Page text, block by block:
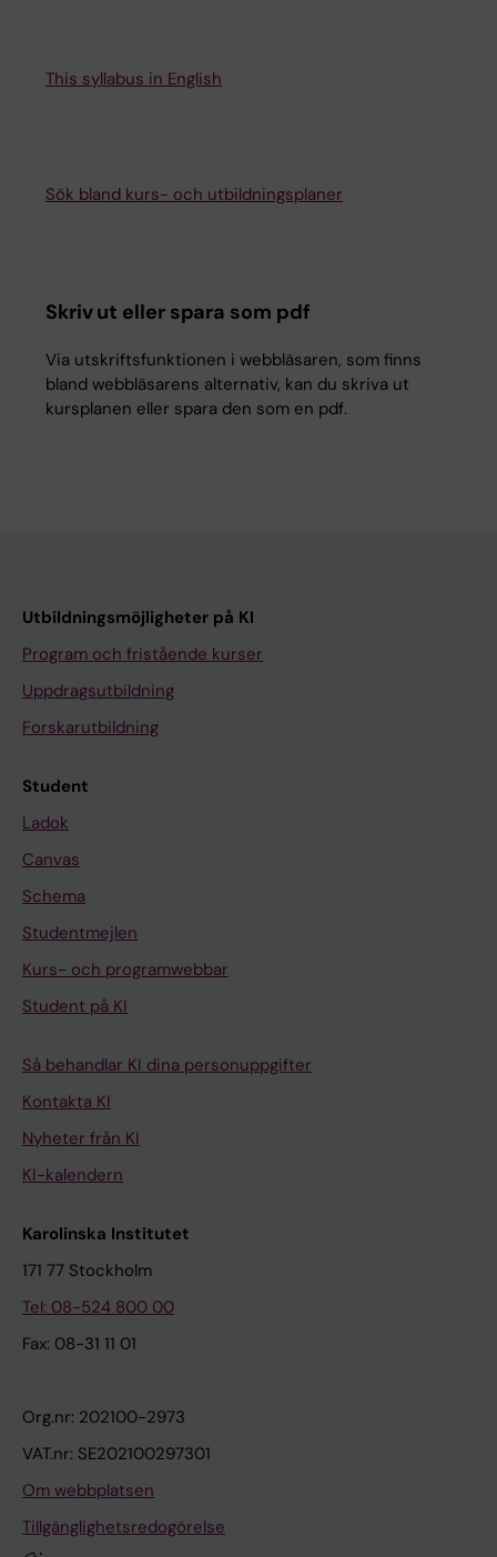
This syllabus in English
Sök bland kurs- och utbildningsplaner
Skriv ut eller spara som pdf
Via utskriftsfunktionen i webbläsaren, som finns
bland webbläsarens alternativ, kan du skriva ut
kursplanen eller spara den som en pdf.
Utbildningsmöjligheter på KI
Program och fristående kurser
Uppdragsutbildning
Forskarutbildning
Student
Ladok
Canvas
Schema
Studentmejlen
Kurs- och programwebbar
Student på KI
Så behandlar KI dina personuppgifter
Kontakta KI
Nyheter från KI
KI-kalendern
Karolinska Institutet
171 77 Stockholm
Tel: 08-524 800 00
Fax: 08-31 11 01
Org.nr: 202100-2973
VAT.nr: SE202100297301
Om webbplatsen
Tillgänglighetsredogörelse